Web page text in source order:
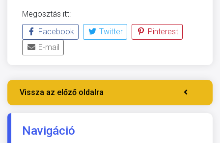
Megosztás itt:
Facebook
Twitter
Pinterest
E-mail
Vissza az előző oldalra
Navigáció